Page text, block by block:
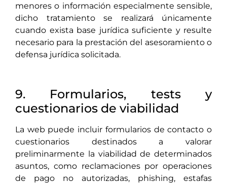
menores o información especialmente sensible,
dicho tratamiento se realizará únicamente
cuando exista base jurídica suficiente y resulte
necesario para la prestación del asesoramiento o
defensa jurídica solicitada.
9. Formularios, tests y
cuestionarios de viabilidad
La web puede incluir formularios de contacto o
cuestionarios destinados a valorar
preliminarmente la viabilidad de determinados
asuntos, como reclamaciones por operaciones
de pago no autorizadas, phishing, estafas